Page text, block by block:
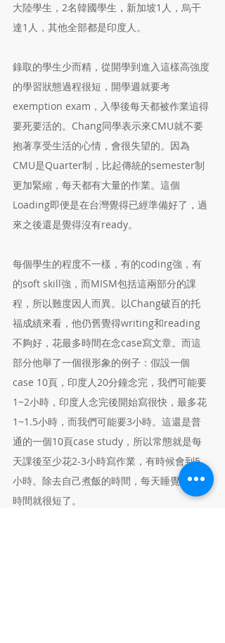
大陸學生，2名韓國學生，新加坡1人，烏干
達1人，其他全部都是印度人。
錄取的學生少而精，從開學到進入這樣高強度
的學習狀態過程很短，開學週就要考
exemption exam，入學後每天都被作業追得
要死要活的。Chang同學表示來CMU就不要
抱著享受生活的心情，會很失望的。因為
CMU是Quarter制，比起傳統的semester制
更加緊縮，每天都有大量的作業。這個
Loading即便是在台灣覺得已經準備好了，過
來之後還是覺得沒有ready。
每個學生的程度不一樣，有的coding強，有
的soft skill強，而MISM包括這兩部分的課
程，所以難度因人而異。以Chang破百的托
福成績來看，他仍舊覺得writing和reading
不夠好，花最多時間在念case寫文章。而這
部分他舉了一個很形象的例子：假設一個
case 10頁，印度人20分鐘念完，我們可能要
1~2小時，印度人念完後開始寫很快，最多花
1~1.5小時，而我們可能要3小時。這還是普
通的一個10頁case study，所以常態就是每
天課後至少花2-3小時寫作業，有時候會到5
小時。除去自己煮飯的時間，每天睡覺休息的
時間就很短了。